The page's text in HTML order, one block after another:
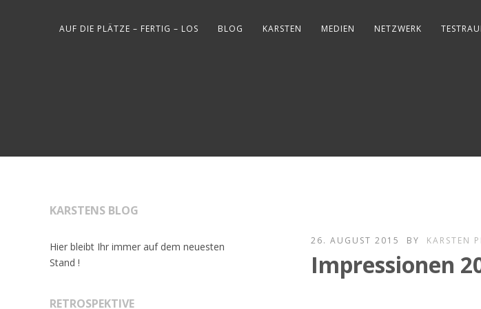
AUF DIE PLÄTZE – FERTIG – LOS BLOG KARSTEN MEDIEN NETZWERK
26. AUGUST 2015 BY KARSTEN
Impressionen
KARSTENS BLOG
Hier bleibt Ihr immer auf dem neuesten
Stand !
RETROSPEKTIVE